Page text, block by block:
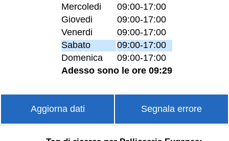
Mercoledi
09:00-17:00
Giovedi
09:00-17:00
Venerdi
09:00-17:00
Sabato
09:00-17:00
Domenica
09:00-17:00
Adesso sono le ore 09:29
Aggiorna dati Segnala errore